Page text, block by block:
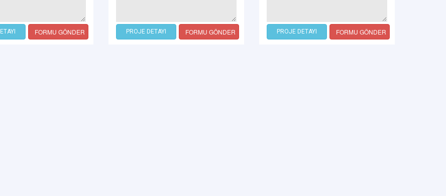
FORMU GÖNDER PROJE DETAYI FORMU GÖNDER PROJE DETAYI FORMU GÖNDER